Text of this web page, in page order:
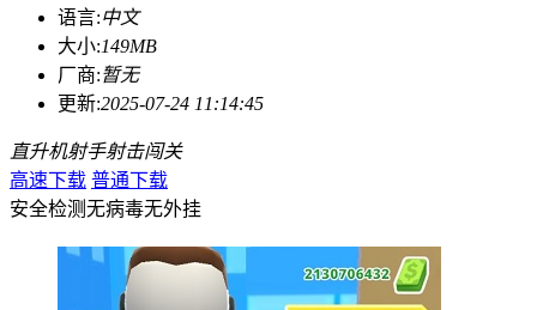
语言:中文
大小:149MB
厂商:暂无
更新:2025-07-24 11:14:45
直升机射手射击闯关
高速下载 普通下载
安全检测无病毒无外挂